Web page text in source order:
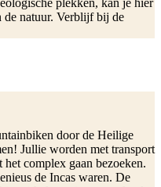
de natuur. Verblijf bij de
door de Heilige
Jullie worden met transport
complex gaan bezoeken.
de Incas waren. De